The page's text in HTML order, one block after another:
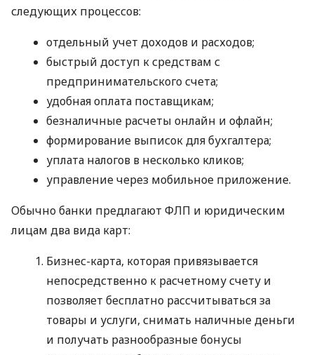
следующих процессов:
отдельный учет доходов и расходов;
быстрый доступ к средствам с
предпринимательского счета;
удобная оплата поставщикам;
безналичные расчеты онлайн и офлайн;
формирование выписок для бухгалтера;
уплата налогов в несколько кликов;
управление через мобильное приложение.
Обычно банки предлагают ФЛП и юридическим
лицам два вида карт:
Бизнес-карта, которая привязывается
непосредственно к расчетному счету и
позволяет бесплатно рассчитываться за
товары и услуги, снимать наличные деньги
и получать разнообразные бонусы